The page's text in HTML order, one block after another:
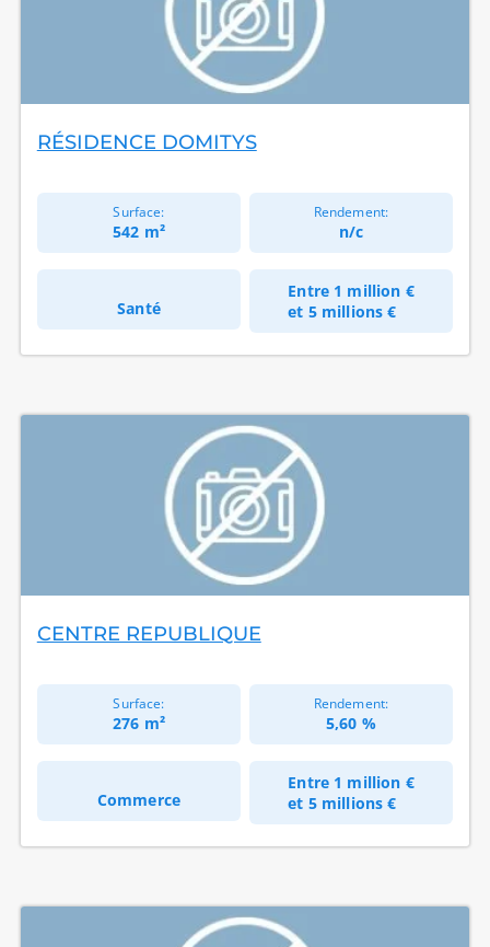
RÉSIDENCE DOMITYS
Surface:
542 m²
Rendement:
n/c
Santé
Entre 1 million €
et 5 millions €
CENTRE REPUBLIQUE
Surface:
276 m²
Rendement:
5,60 %
Commerce
Entre 1 million €
et 5 millions €